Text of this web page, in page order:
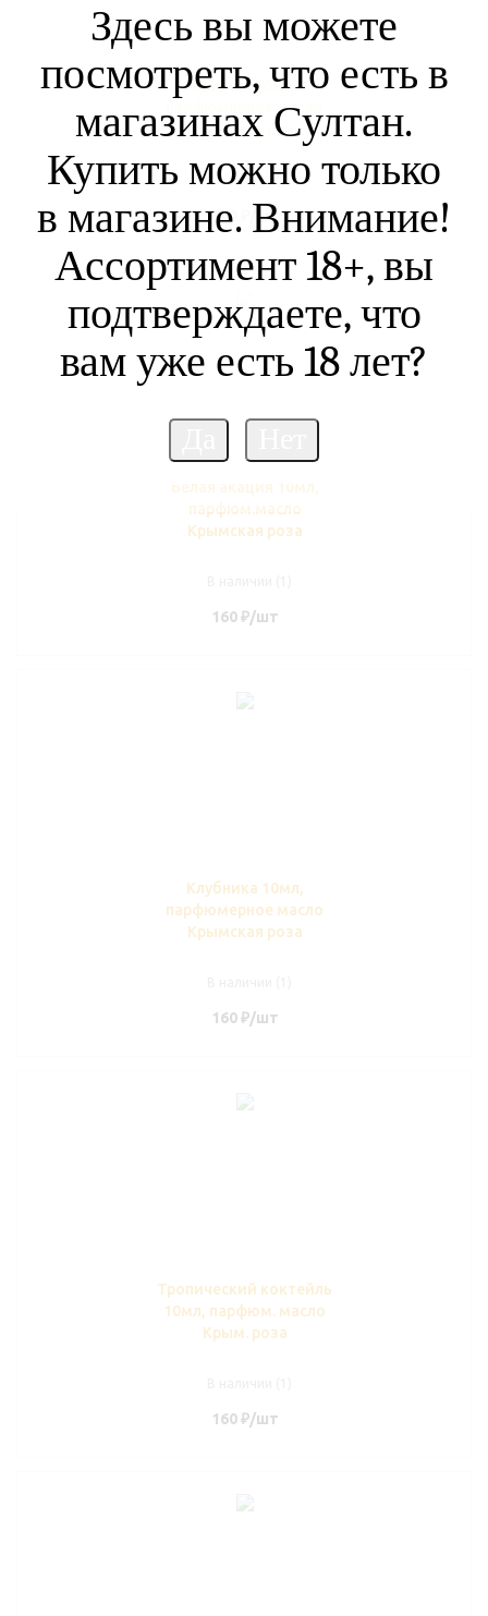
Малина 10мл,
парфюмерное масло
Крымская роза
В наличии (1)
160 /шт
Белая акация 10мл,
парфюм.масло
Крымская роза
160₽/шт
Клубника 10мл,
парфюмерное масло
Крымская роза
160₽/шт
Тропический коктейль
10мл, парфюм. масло
Крым. роза
160₽/шт
Здесь вы можете
посмотреть, что есть в
магазинах Султан.
Купить можно только
в магазине. Внимание!
Ассортимент 18+, вы
подтверждаете, что
вам уже есть 18 лет?